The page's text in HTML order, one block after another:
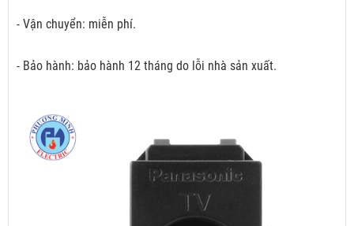
- Vận chuyển: miễn phí.
- Bảo hành: bảo hành 12 tháng do lỗi nhà sản xuất.